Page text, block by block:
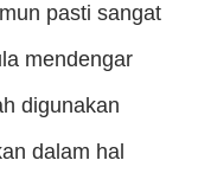
pasti sangat
mendengar
digunakan
dalam hal